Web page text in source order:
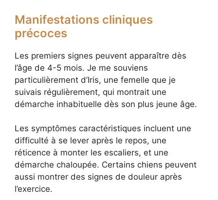
Manifestations cliniques
précoces
Les premiers signes peuvent apparaître dès
l’âge de 4-5 mois. Je me souviens
particulièrement d’Iris, une femelle que je
suivais régulièrement, qui montrait une
démarche inhabituelle dès son plus jeune âge.
Les symptômes caractéristiques incluent une
difficulté à se lever après le repos, une
réticence à monter les escaliers, et une
démarche chaloupée. Certains chiens peuvent
aussi montrer des signes de douleur après
l’exercice.